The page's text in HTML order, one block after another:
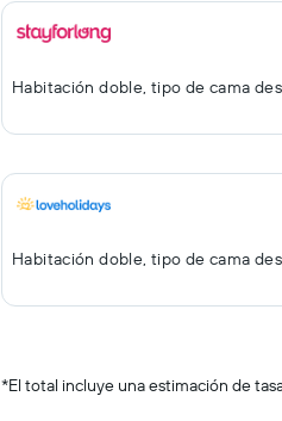
Habitación doble, tipo de cama
Habitación doble, tipo de cama
*El total incluye una estimación de